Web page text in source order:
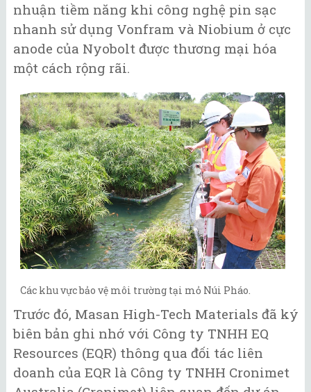
nhuận tiềm năng khi công nghệ pin sạc
nhanh sử dụng Vonfram và Niobium ở cực
anode của Nyobolt được thương mại hóa
một cách rộng rãi.
Các khu vực bảo vệ môi trường tại mỏ Núi Pháo.
Trước đó, Masan High-Tech Materials đã ký
biên bản ghi nhớ với Công ty TNHH EQ
Resources (EQR) thông qua đối tác liên
doanh của EQR là Công ty TNHH Cronimet